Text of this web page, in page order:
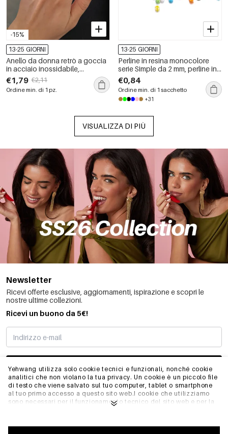
Yehwang utilizza solo cookie tecnici e funzionali, nonché cookie
analitici che non violano la tua privacy. Un cookie è un piccolo file
di testo che viene salvato sul tuo computer, tablet o smartphone
al tuo primo accesso a questo sito web.I cookie che utilizziamo
sono necessari per il funzionamento tecnico del sito web e per la
permettono anche di ottimizzare il nostro sito web.Per garantire
-15%
13-25 GIORNI
Anello da donna retrò a goccia
in acciaio inossidabile,
impermeabile, color oro, con
pietra naturale.
€1,79 €2,11
Ordine min. di 1 pz.
13-25 GIORNI
Perline in resina monocolore
serie Simple da 2 mm, perline in
resina fai da te
€0,84
Ordine min. di 1 sacchetto
+31
VISUALIZZA DI PIÙ
Newsletter
Ricevi offerte esclusive, aggiornamenti, ispirazione e scopri le
nostre ultime collezioni.
Ricevi un buono da 5€!
MI STO REGISTRANDO
INFO